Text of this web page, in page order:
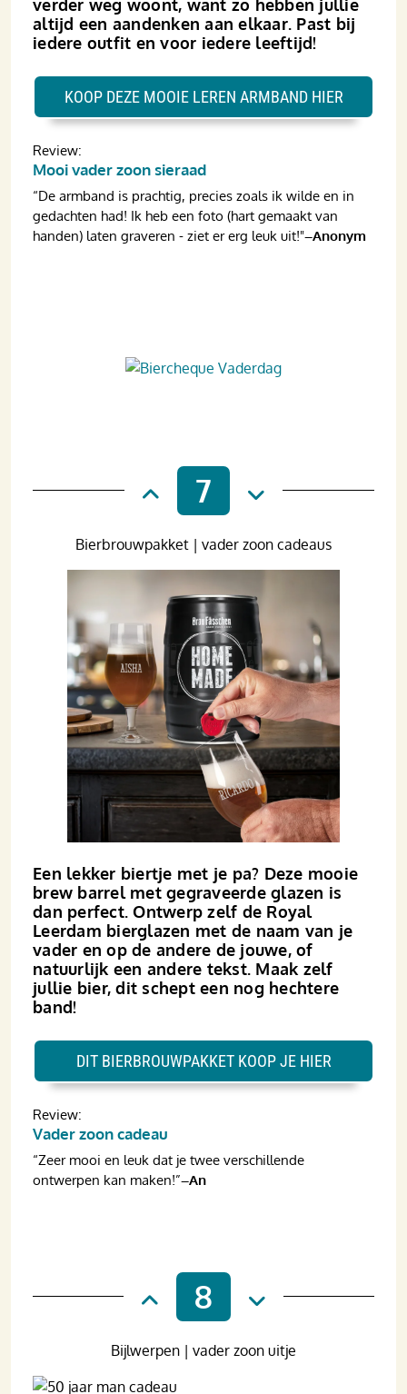
verder weg woont, want zo hebben jullie
altijd een aandenken aan elkaar. Past bij
iedere outfit en voor iedere leeftijd!
Review:
Mooi vader zoon sieraad
“De armband is prachtig, precies zoals ik wilde en in
gedachten had! Ik heb een foto (hart gemaakt van
handen) laten graveren - ziet er erg leuk uit!"–Anonym
KOOP DEZE MOOIE LEREN ARMBAND HIER
7
Een lekker biertje met je pa? Deze mooie
brew barrel met gegraveerde glazen is
dan perfect. Ontwerp zelf de Royal
Leerdam bierglazen met de naam van je
vader en op de andere de jouwe, of
natuurlijk een andere tekst. Maak zelf
jullie bier, dit schept een nog hechtere
band!
Bierbrouwpakket | vader zoon cadeaus
Review:
Vader zoon cadeau
“Zeer mooi en leuk dat je twee verschillende
ontwerpen kan maken!”–An
DIT BIERBROUWPAKKET KOOP JE HIER
8
Bijlwerpen | vader zoon uitje